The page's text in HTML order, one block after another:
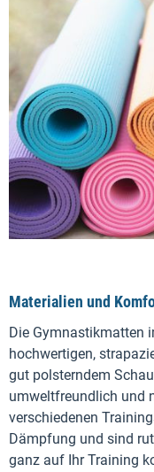
Materialien und
Die Gymnastikmatten
hochwertigen,
gut polsterndem
umweltfreundlich und
verschiedenen
Dämpfung und sind
ganz auf Ihr Training